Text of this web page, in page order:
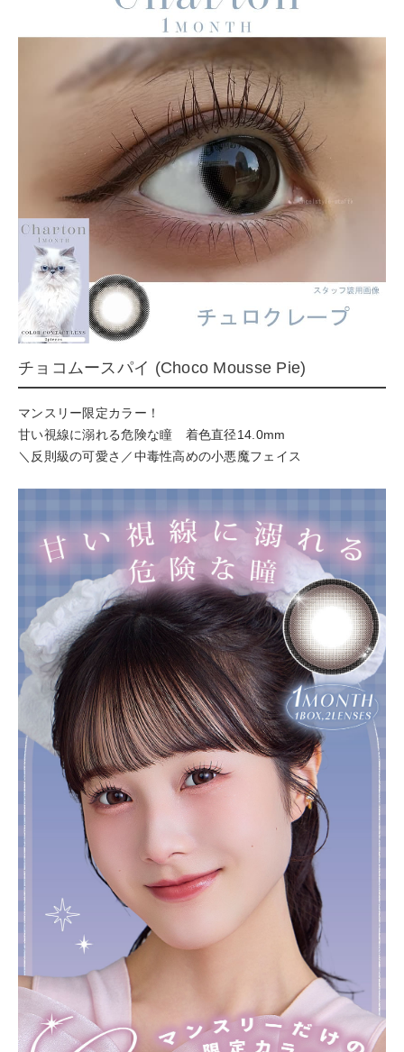
チョコムースパイ (Choco Mousse Pie)
マンスリー限定カラー！
甘い視線に溺れる危険な瞳 着色直径14.0mm
＼反則級の可愛さ／中毒性高めの小悪魔フェイス